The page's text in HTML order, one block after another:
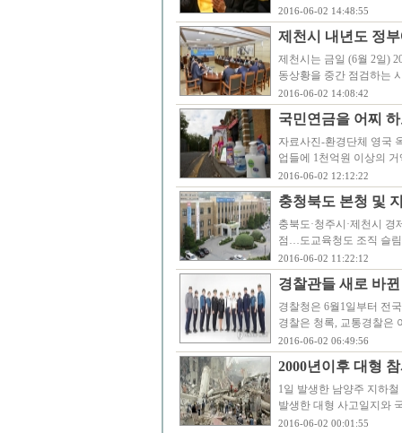
2016-06-02 14:48:55
제천시 내년도 정
제천시는 금일 (6월 2일)
동상황을 중간 점검하는
2016-06-02 14:08:42
국민연금을 어찌
자료사진-환경단체 영국
업들에 1천억원 이상의
2016-06-02 12:12:22
충청북도 본청 및
충북도·청주시·제천시
점…도교육청도 조직 슬
2016-06-02 11:22:12
경찰관들 새로 바
경찰청은 6월1일부터 전
경찰은 청록, 교통경찰은
2016-06-02 06:49:56
2000년이후 대형
1일 발생한 남양주 지하
발생한 대형 사고일지와
2016-06-02 00:01:55